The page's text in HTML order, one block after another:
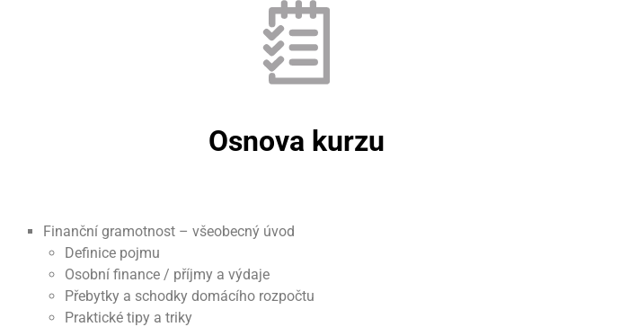
Osnova kurzu
Finanční gramotnost – všeobecný úvod
Definice pojmu
Osobní finance / příjmy a výdaje
Přebytky a schodky domácího rozpočtu
Praktické tipy a triky